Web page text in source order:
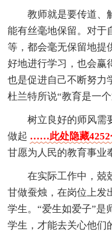
教师就是要传道、
能有丝毫地保留。对于
等，都会毫无保留地提
好地进行学习，也会赢
也是促进自己不断努力
杜兰特所说“教育是一
树立良好的师风需
做起 ……此处隐藏
甘愿为人民的教育事业
在实际工作中，兢
甘做蚕烛，在岗位上发
学生。“爱生如爱子”是
学生，才能去关心他们